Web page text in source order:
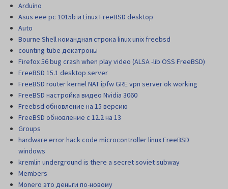
Arduino
Asus eee pc 1015b и Linux FreeBSD desktop
Auto
Bourne Shell командная строка linux unix freebsd
counting tube декатроны
Firefox 56 bug crash when play video (ALSA -lib OSS FreeBSD)
FreeBSD 15.1 desktop server
FreeBSD router kernel NAT ipfw GRE vpn server ok working
FreeBSD настройка видео Nvidia 3060
Freebsd обновление на 15 версию
FreeBSD обновление с 12.2 на 13
Groups
hardware error hack code microcontroller linux FreeBSD
windows
kremlin underground is there a secret soviet subway
Members
Monero это деньги по-новому